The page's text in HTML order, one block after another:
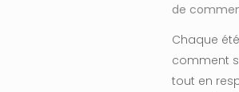
de
Chaque
comment
tout en